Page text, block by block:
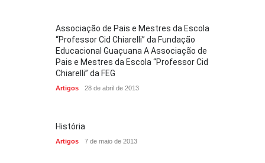
Associação de Pais e Mestres da Escola
“Professor Cid Chiarelli” da Fundação
Educacional Guaçuana A Associação de
Pais e Mestres da Escola “Professor Cid
Chiarelli” da FEG
Artigos 28 de abril de 2013
História
Artigos 7 de maio de 2013